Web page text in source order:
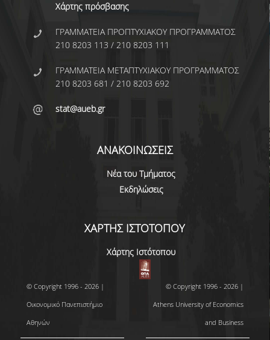
SOCIAL MEDIA
ΣΧΟΛΗ ΕΠΙΣΤΗΜΩΝ ΚΑΙ ΤΕΧΝΟΛΟΓΙΑΣ ΤΗΣ
ΠΛΗΡΟΦΟΡΙΑΣ
ΑΝΘΡΩΠΙΝΟ ΔΥΝΑΜΙΚΟ
ΔΙΟΙΚΗΤΙΚΟ ΠΡΟΣΩΠΙΚΟ
ΜΕΤΑΔΙΔΑΚΤΟΡΕΣ
ΕΠΙΤΙΜΟΙ ΔΙΔΑΚΤΟΡΕΣ
ΜΗΤΡΩΑ ΤΜΗΜΑΤΟΣ
ΠΡΟΚΗΡΥΞΕΙΣ ΑΠΟΚΤΗΣΗΣ ΑΚΑΔΗΜΑΪΚΗΣ
Χάρτης πρόσβασης
ΓΡΑΜΜΑΤΕΙΑ ΠΡΟΠΤΥΧΙΑΚΟΥ ΠΡΟΓΡΑΜΜΑΤΟΣ
210 8203 113 / 210 8203 111
ΓΡΑΜΜΑΤΕΙΑ ΜΕΤΑΠΤΥΧΙΑΚΟΥ ΠΡΟΓΡΑΜΜΑΤΟΣ
210 8203 681 / 210 8203 692
stat@aueb.gr
ΑΝΑΚΟΙΝΩΣΕΙΣ
Νέα του Τμήματος
Εκδηλώσεις
ΧΑΡΤΗΣ ΙΣΤΟΤΟΠΟΥ
Χάρτης Ιστότοπου
© Copyright 1996 - 2026 |
Οικονομικό Πανεπιστήμιο
Αθηνών
© Copyright 1996 - 2026 |
Athens University of Economics
and Business